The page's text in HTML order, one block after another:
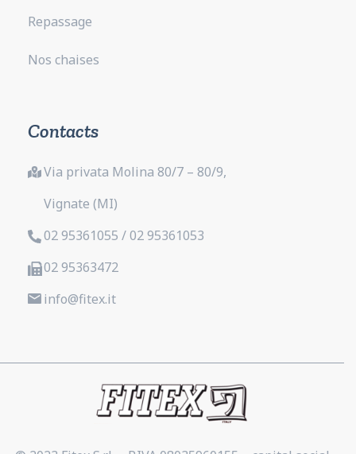
Repassage
Nos chaises
Contacts
Via privata Molina 80/7 – 80/9,
Vignate (MI)
02 95361055 / 02 95361053
02 95363472
info@fitex.it